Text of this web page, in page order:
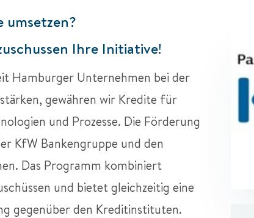
umsetzen?
Ihre Initiative!
Hamburger Unternehmen bei der
gewähren wir Kredite für
und Prozesse. Die Förderung
KfW Bankengruppe und den
Das Programm kombiniert
und bietet gleichzeitig eine
gegenüber den Kreditinstituten.